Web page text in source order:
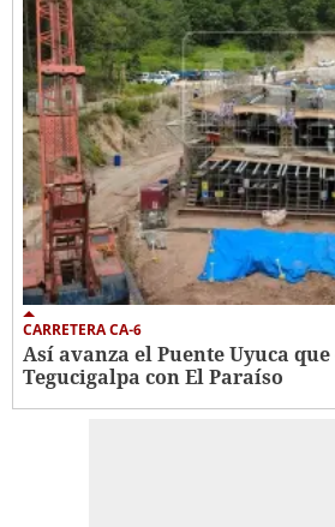
CARRETERA CA-6
Así avanza el Puente Uyuca
Tegucigalpa con El Paraíso